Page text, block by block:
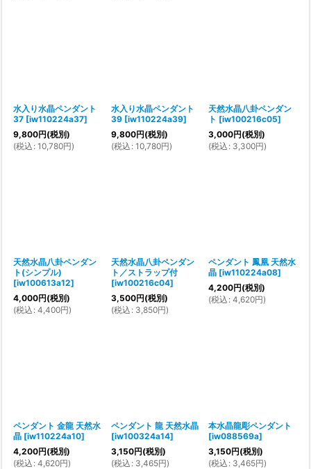
水入り水晶ペンダント
37 [iw110224a37]
9,800円(税別)
(税込 : 10,780円)
水入り水晶ペンダント
39 [iw110224a39]
9,800円(税別)
(税込 : 10,780円)
天然水晶八卦ペンダン
ト [iw100216c05]
3,000円(税別)
(税込 : 3,300円)
天然水晶八卦ペンダン
ト(シンプル)
[iw100613a12]
4,000円(税別)
(税込 : 4,400円)
天然水晶八卦ペンダン
ト／ストラップ付
[iw100216c04]
3,500円(税別)
(税込 : 3,850円)
ペンダント 鳳凰 天然水
晶 [iw110224a08]
4,200円(税別)
(税込 : 4,620円)
ペンダント 金龍 天然水
晶 [iw110224a10]
4,200円(税別)
(税込 : 4,620円)
ペンダント 龍 天然水晶
[iw100324a14]
3,150円(税別)
(税込 : 3,465円)
本水晶龍彫ペンダント
[iw088569a]
3,150円(税別)
(税込 : 3,465円)